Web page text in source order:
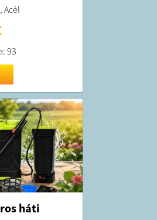
Acél
93
háti